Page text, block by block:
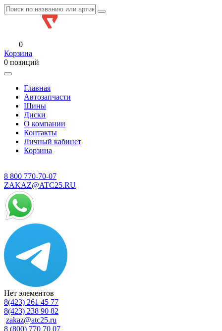
0
Корзина
0 позиций
Главная
Автозапчасти
Шины
Диски
О компании
Контакты
Личный кабинет
Корзина
8 800 770-70-07
ZAKAZ@ATC25.RU
Нет элементов
8(423) 261 45 77
8(423) 238 90 82
zakaz@atc25.ru
8 (800) 770 70 07